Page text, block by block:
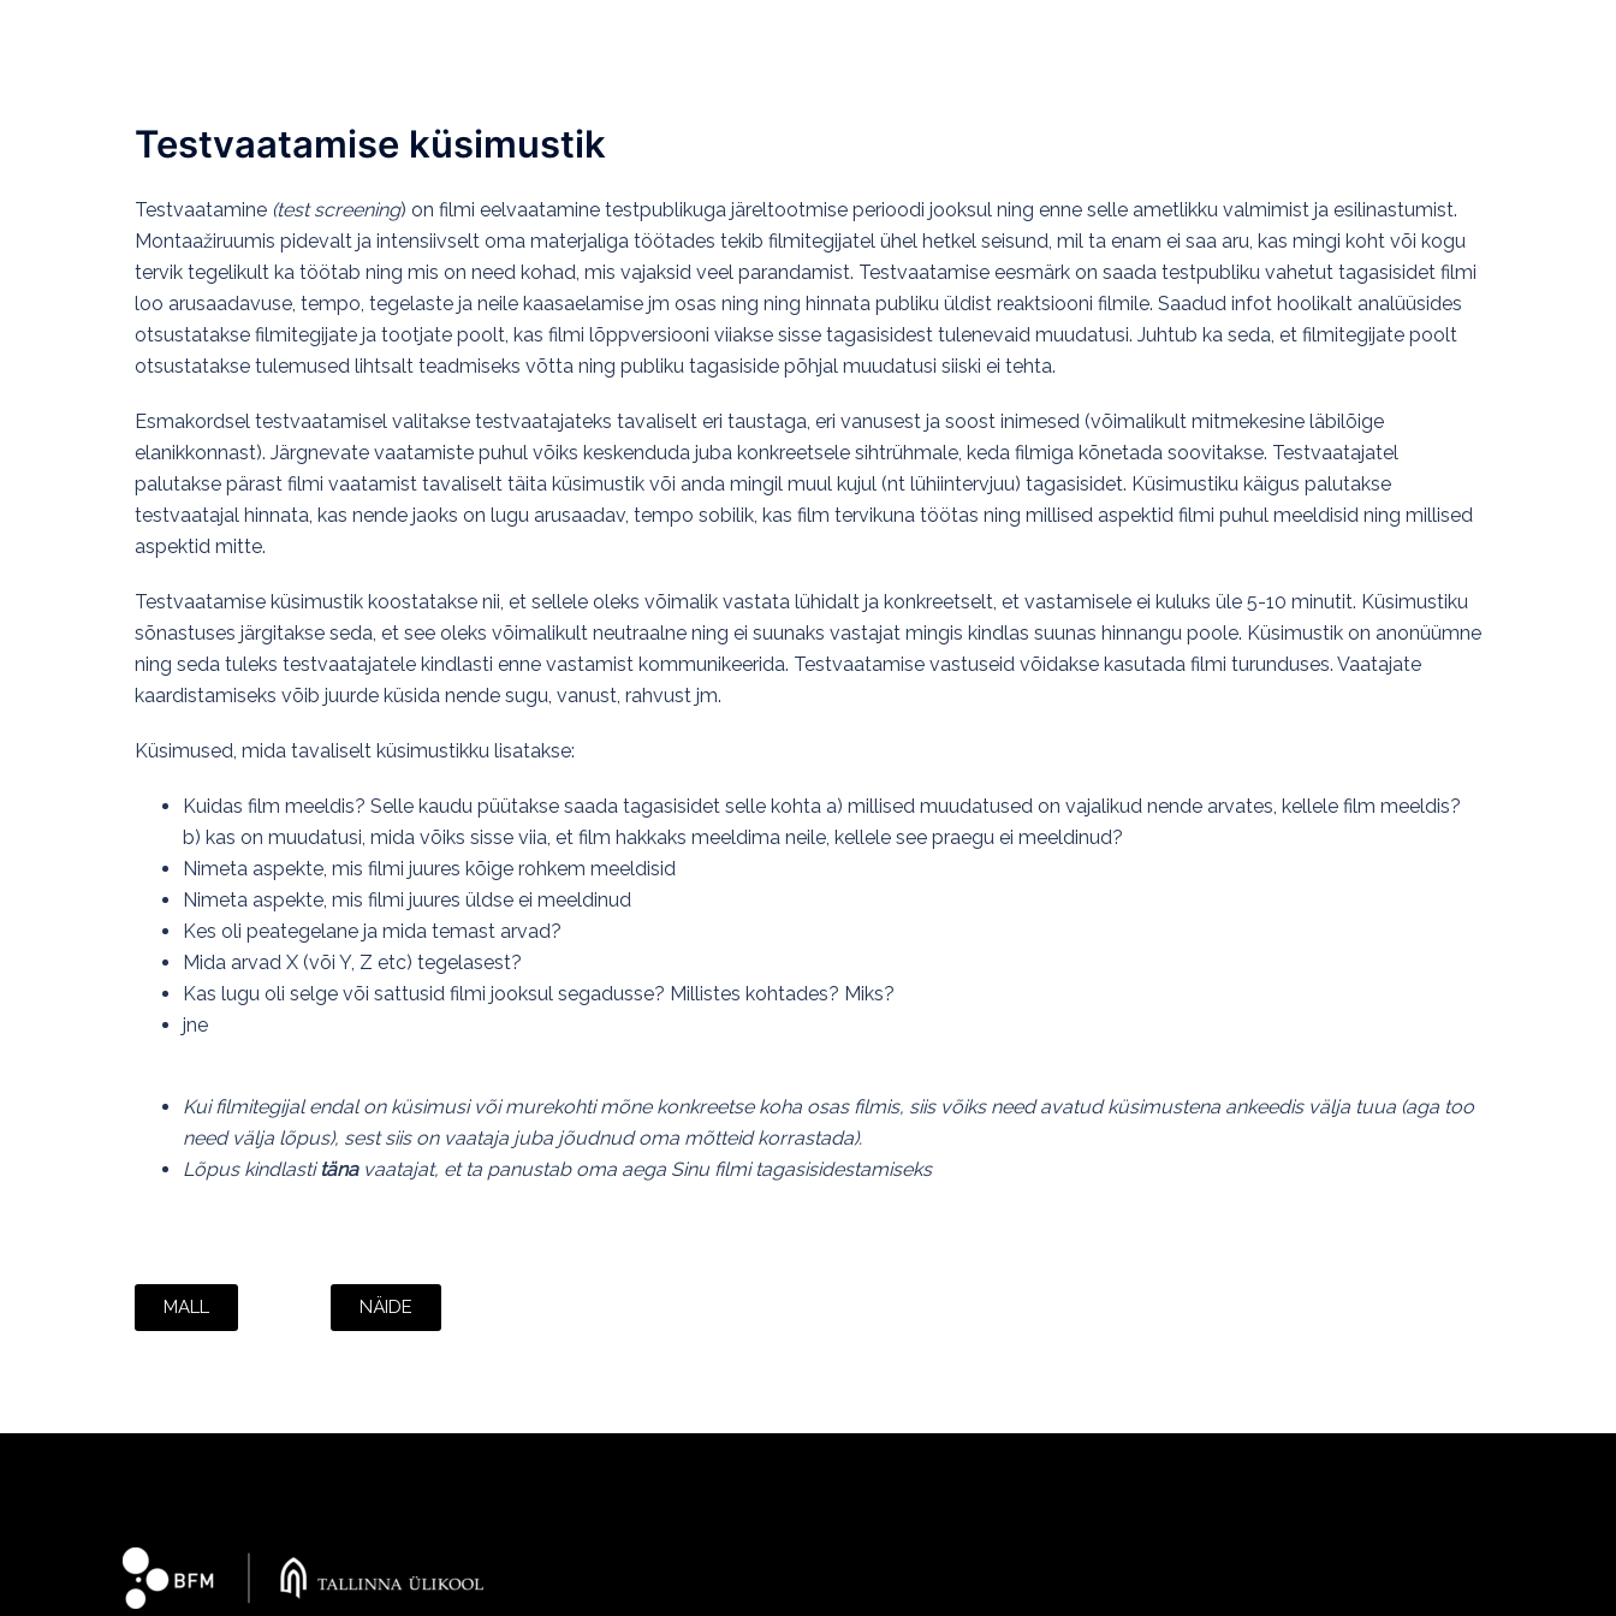
Testvaatamise küsimustik
Testvaatamine (test screening) on filmi eelvaatamine testpublikuga järeltootmise perioodi jooksul ning enne selle ametlikku valmimist ja esilinastumist.
Montaažiruumis pidevalt ja intensiivselt oma materjaliga töötades tekib filmitegijatel ühel hetkel seisund, mil ta enam ei saa aru, kas mingi koht või kogu
tervik tegelikult ka töötab ning mis on need kohad, mis vajaksid veel parandamist. Testvaatamise eesmärk on saada testpubliku vahetut tagasisidet filmi
loo arusaadavuse, tempo, tegelaste ja neile kaasaelamise jm osas ning ning hinnata publiku üldist reaktsiooni filmile. Saadud infot hoolikalt analüüsides
otsustatakse filmitegijate ja tootjate poolt, kas filmi lõppversiooni viiakse sisse tagasisidest tulenevaid muudatusi. Juhtub ka seda, et filmitegijate poolt
otsustatakse tulemused lihtsalt teadmiseks võtta ning publiku tagasiside põhjal muudatusi siiski ei tehta.
Esmakordsel testvaatamisel valitakse testvaatajateks tavaliselt eri taustaga, eri vanusest ja soost inimesed (võimalikult mitmekesine läbilõige
elanikkonnast). Järgnevate vaatamiste puhul võiks keskenduda juba konkreetsele sihtrühmale, keda filmiga kõnetada soovitakse. Testvaatajatel
palutakse pärast filmi vaatamist tavaliselt täita küsimustik või anda mingil muul kujul (nt lühiintervjuu) tagasisidet. Küsimustiku käigus palutakse
testvaatajal hinnata, kas nende jaoks on lugu arusaadav, tempo sobilik, kas film tervikuna töötas ning millised aspektid filmi puhul meeldisid ning millised
aspektid mitte.
Testvaatamise küsimustik koostatakse nii, et sellele oleks võimalik vastata lühidalt ja konkreetselt, et vastamisele ei kuluks üle 5-10 minutit. Küsimustiku
sõnastuses järgitakse seda, et see oleks võimalikult neutraalne ning ei suunaks vastajat mingis kindlas suunas hinnangu poole. Küsimustik on anonüümne
ning seda tuleks testvaatajatele kindlasti enne vastamist kommunikeerida. Testvaatamise vastuseid võidakse kasutada filmi turunduses. Vaatajate
kaardistamiseks võib juurde küsida nende sugu, vanust, rahvust jm.
Küsimused, mida tavaliselt küsimustikku lisatakse:
Kuidas film meeldis? Selle kaudu püütakse saada tagasisidet selle kohta a) millised muudatused on vajalikud nende arvates, kellele film meeldis?
b) kas on muudatusi, mida võiks sisse viia, et film hakkaks meeldima neile, kellele see praegu ei meeldinud?
Nimeta aspekte, mis filmi juures kõige rohkem meeldisid
Nimeta aspekte, mis filmi juures üldse ei meeldinud
Kes oli peategelane ja mida temast arvad?
Mida arvad X (või Y, Z etc) tegelasest?
Kas lugu oli selge või sattusid filmi jooksul segadusse? Millistes kohtades? Miks?
jne
Kui filmitegijal endal on küsimusi või murekohti mõne konkreetse koha osas filmis, siis võiks need avatud küsimustena ankeedis välja tuua (aga too
need välja lõpus), sest siis on vaataja juba jõudnud oma mõtteid korrastada).
Lõpus kindlasti täna vaatajat, et ta panustab oma aega Sinu filmi tagasisidestamiseks
MALL NÄIDE